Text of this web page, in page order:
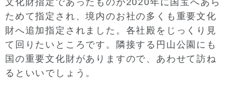
ためて指定され、境内のお社の多くも重要文化
財へ追加指定されました。各社殿をじっくり見
て回りたいところです。隣接する円山公園にも
国の重要文化財がありますので、あわせて訪ね
るといいでしょう。